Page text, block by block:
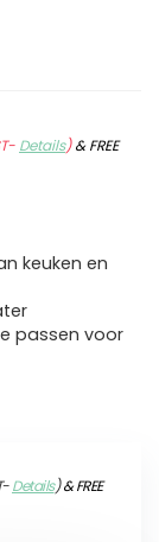
Details)&FREE
keuken en
passen voor
Details)&FREE